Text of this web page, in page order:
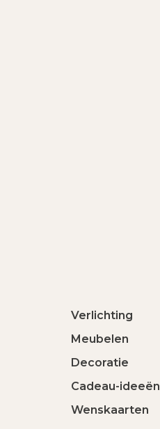
Verlichting
Meubelen
Decoratie
Cadeau-ideeën
Wenskaarten